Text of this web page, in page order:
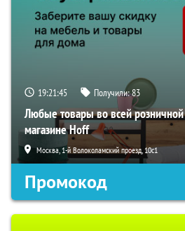
19:21:44 Получили:83
Любые товары во всей розничной
магазине Hoff
Москва, 1-й Волоколамский проезд, 10с1
Промокод